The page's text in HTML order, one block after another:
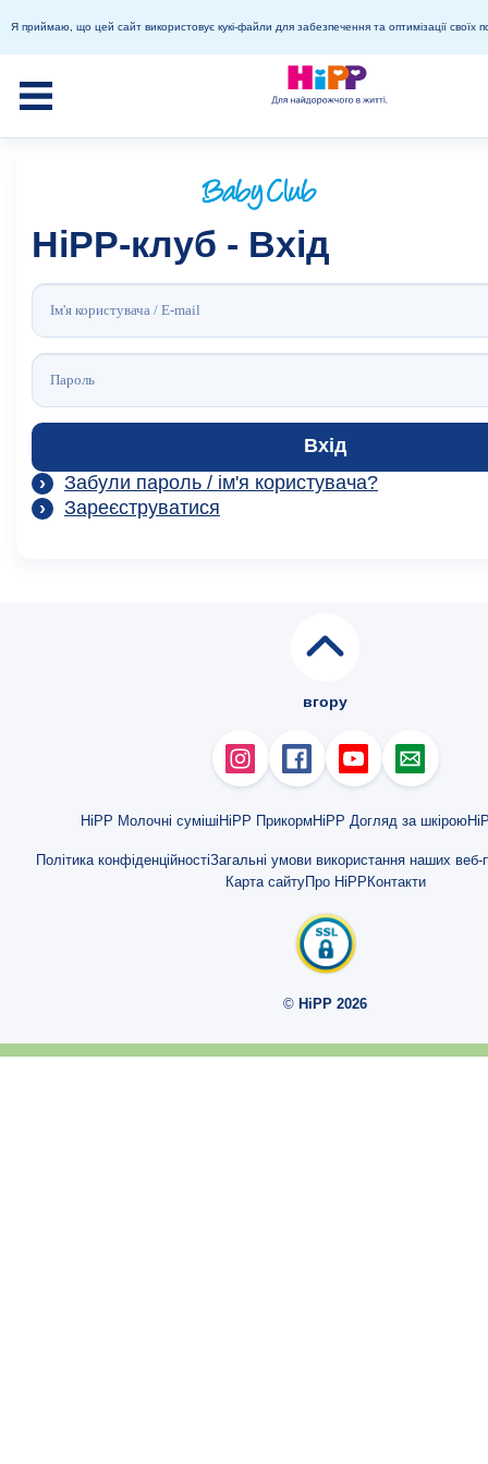
Я приймаю, що цей сайт використовує кукі-файли для забезпечення та оптимізації своїх
HiPP-клуб - Вхід
Вхід
Забули пароль / ім'я користувача?
Зареєструватися
вгору
HiPP Молочні суміші HiPP Прикорм HiPP Догляд за шкірою
Політика конфіденційностіЗагальні умови використання наших веб-
Карта сайтуПро HiPP Контакти
© HiPP 2026